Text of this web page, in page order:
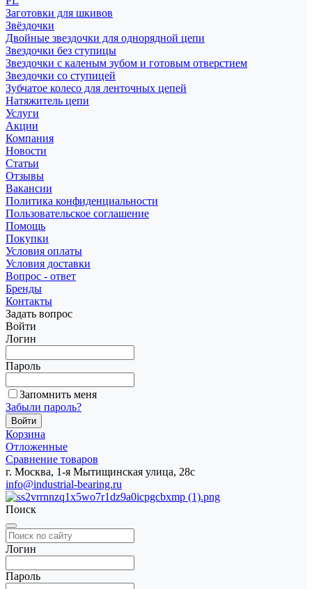
Заготовки для шкивов
Звёздочки
Двойные звездочки для однорядной цепи
Звездочки без ступицы
Звездочки с каленым зубом и готовым отверстием
Звездочки со ступицей
Зубчатое колесо для ленточных цепей
Натяжитель цепи
Услуги
Акции
Компания
Новости
Статьи
Отзывы
Вакансии
Политика конфиденциальности
Пользовательское соглашение
Помощь
Покупки
Условия оплаты
Условия доставки
Вопрос - ответ
Бренды
Контакты
Задать вопрос
Войти
Логин
Пароль
Запомнить меня
Забыли пароль?
Корзина
Отложенные
Сравнение товаров
г. Москва, 1-я Мытищинская улица, 28с
info@industrial-bearing.ru
Поиск
Логин
Пароль